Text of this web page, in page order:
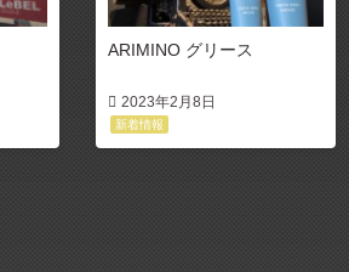
ARIMINO グリース
2023年2月8日
新着情報